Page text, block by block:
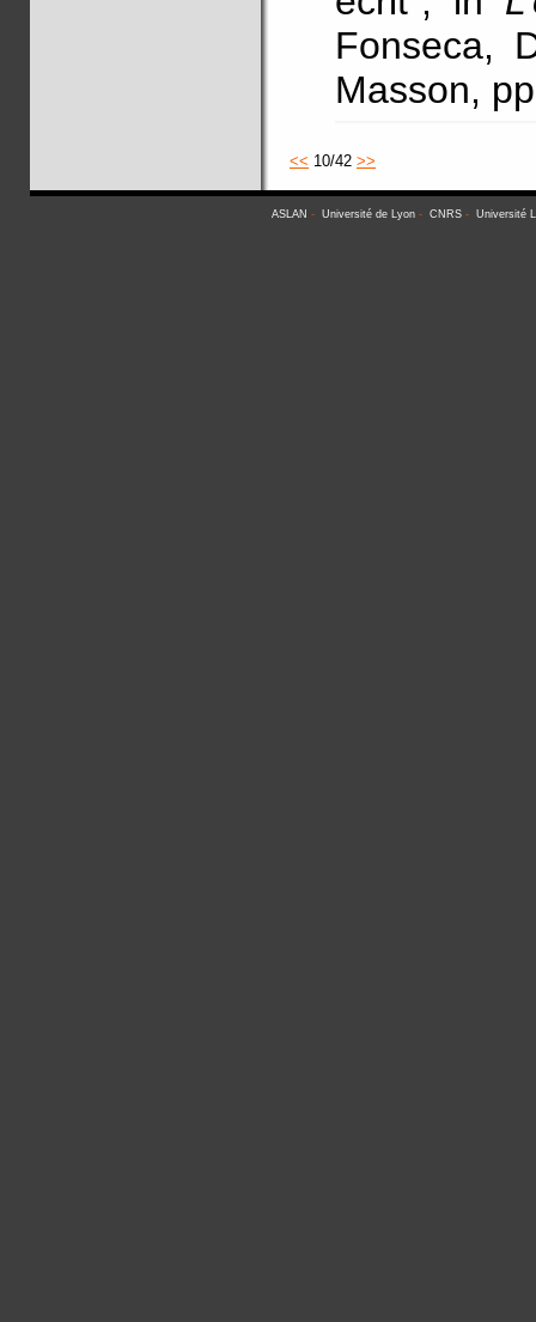
Fonseca,
Masson,
<< 10/42 >>
ASLAN - Université de Lyon- CNRS- Université